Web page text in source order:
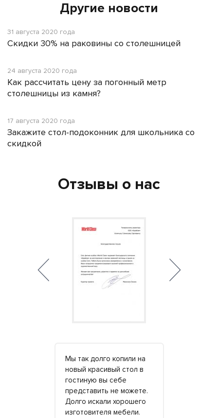
Другие новости
31 августа 2020 года
Скидки 30% на раковины со столешницей
24 августа 2020 года
Как рассчитать цену за погонный метр
столешницы из камня?
17 августа 2020 года
Закажите стол-подоконник для школьника со
скидкой
Отзывы о нас
Мы так долго копили на
новый красивый стол в
гостиную вы себе
представить не можете.
Долго искали хорошего
изготовителя мебели.